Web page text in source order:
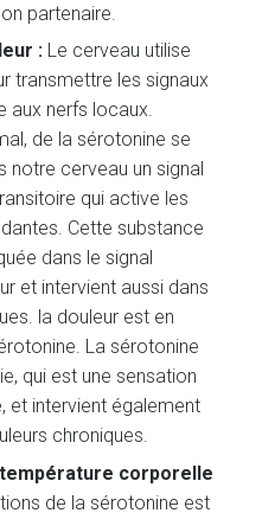
partenaire.
: Le cerveau utilise
transmettre les signaux
aux nerfs locaux.
de la sérotonine se
notre cerveau un signal
qui active les
Cette substance
dans le signal
et intervient aussi dans
la douleur est en
La sérotonine
qui est une sensation
et intervient également
chroniques.
corporelle
de la sérotonine est